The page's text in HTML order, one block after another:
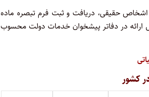
اشخاص حقیقی، دریافت و ثبت فرم تبصره ماده
ارائه در دفاتر پیشخوان خدمات دولت محسوب
کشور